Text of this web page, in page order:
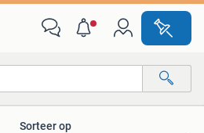
Sorteer op